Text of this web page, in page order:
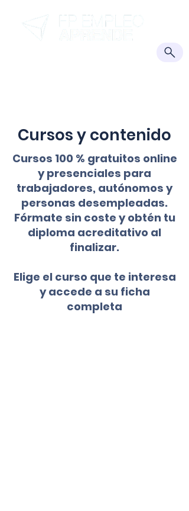
Cursos y contenido
Cursos 100 % gratuitos online
y presenciales para
trabajadores, autónomos y
personas desempleadas.
Fórmate sin coste y obtén tu
diploma acreditativo al
finalizar.
Elige el curso que te interesa
y accede a su ficha
completa